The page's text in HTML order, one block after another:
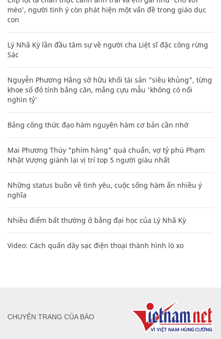
mèo', người tinh ý còn phát hiện một vấn đề trong giáo dục
con
Lý Nhã Kỳ lần đầu tâm sự về người cha Liệt sĩ đặc công rừng
Sác
Nguyễn Phương Hằng sở hữu khối tài sản "siêu khủng", từng
khoe sổ đỏ tính bằng cân, mắng cựu mẫu 'không có nổi
nghìn tỷ'
Bảng công thức đạo hàm nguyên hàm cơ bản cần nhớ
Mai Phương Thúy "phím hàng" quá chuẩn, vợ tỷ phú Phạm
Nhật Vượng giành lại vị trí top 5 người giàu nhất
Những status buồn về tình yêu, cuộc sống hàm ẩn nhiều ý
nghĩa
Nhiều điểm bất thường ở bằng đại học của Lý Nhã Kỳ
Video: Cách quấn dây sạc điện thoại thành hình lò xo
CHUYÊN TRANG CỦA BÁO